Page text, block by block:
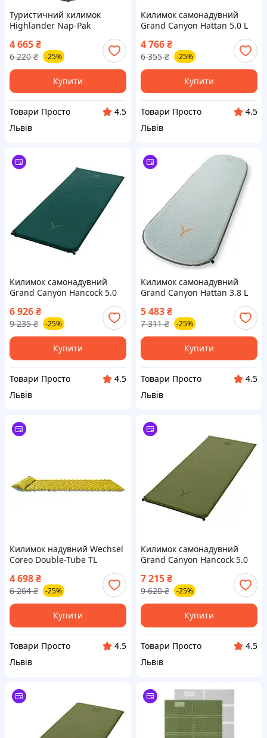
Туристичний килимок
Highlander Nap-Pak
PrimaLoft 5 cm Olive
(AIR072-OG) (930481)
4 665₴
6 220 ₴ -25%
Купити
Товари Просто
4.5
Львів
Килимок самонадувний
Grand Canyon Hattan 5.0 L
Botanical Garden (350011)
4 766₴
6 355 ₴ -25%
Купити
Товари Просто
4.5
Львів
Килимок самонадувний
Grand Canyon Hancock 5.0
(350014)
6 926₴
9 235 ₴ -25%
Купити
Товари Просто
4.5
Львів
Килимок самонадувний
Grand Canyon Hattan 3.8 L
5 483₴
7 311 ₴ -25%
Купити
Товари Просто
4.5
Львів
Килимок надувний Wechsel
Coreo Double-Tube TL
4 698₴
6 264 ₴ -25%
Купити
Товари Просто
4.5
Львів
Килимок самонадувний
Grand Canyon Hancock 5.0
XW Nutria Brown (30621623)
7 215₴
9 620 ₴ -25%
Купити
Товари Просто
4.5
Львів